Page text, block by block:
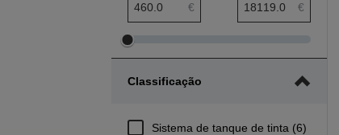
€ €
Ajustar
mínima
Ajustar
máxima
Classificação
Sistema de tanque de tinta (6)